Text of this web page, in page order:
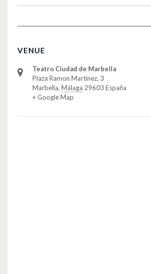
VENUE
Teatro Ciudad de Marbella
Plaza Ramon Martinez, 3
Marbella, Málaga 29603 España
+ Google Map